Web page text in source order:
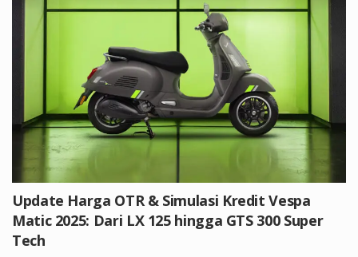
Update Harga OTR & Simulasi Kredit Vespa
Matic 2025: Dari LX 125 hingga GTS 300 Super
Tech